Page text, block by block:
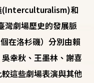
(Interculturalism)和
劇場歷史的發展脈
在洛杉磯）分別由賴
幸秋、王墨林、謝喜
這些劇場表演與其他